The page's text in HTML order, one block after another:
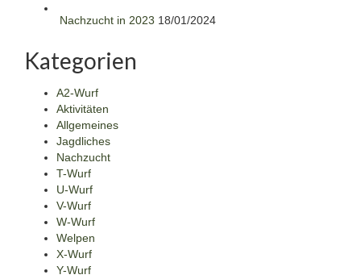
Nachzucht in 2023 18/01/2024
Kategorien
A2-Wurf
Aktivitäten
Allgemeines
Jagdliches
Nachzucht
T-Wurf
U-Wurf
V-Wurf
W-Wurf
Welpen
X-Wurf
Y-Wurf